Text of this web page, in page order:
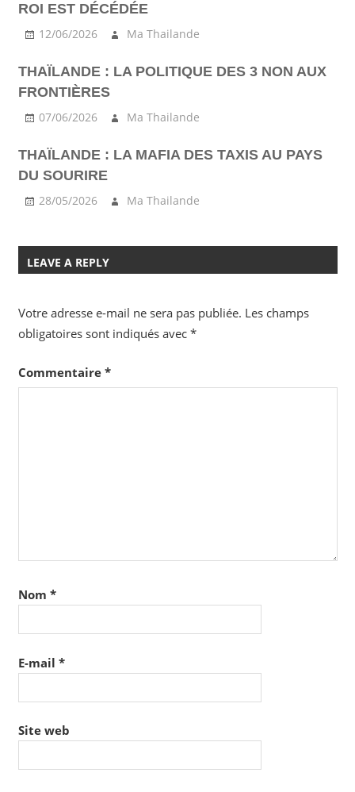
ROI EST DÉCÉDÉE
12/06/2026 Ma Thailande
THAÏLANDE : LA POLITIQUE DES 3 NON AUX
FRONTIÈRES
07/06/2026 Ma Thailande
THAÏLANDE : LA MAFIA DES TAXIS AU PAYS
DU SOURIRE
28/05/2026 Ma Thailande
LEAVE A REPLY
Votre adresse e-mail ne sera pas publiée. Les champs
obligatoires sont indiqués avec *
Commentaire *
Nom *
E-mail *
Site web